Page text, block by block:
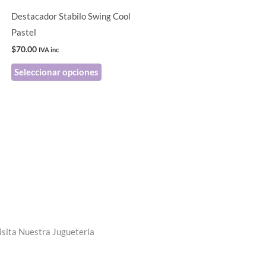
Destacador Stabilo Swing Cool
Pastel
$70.00 IVA inc
Seleccionar opciones
Nuestra Juguetería